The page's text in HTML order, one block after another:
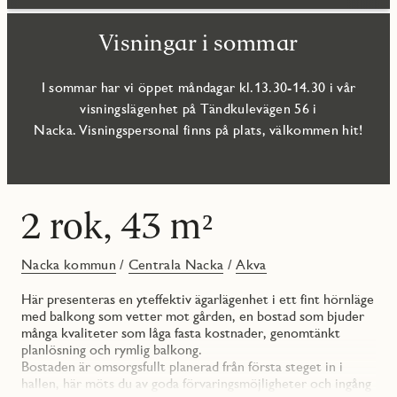
Visningar i sommar
I sommar har vi öppet måndagar kl.13.30-14.30 i vår
visningslägenhet på Tändkulevägen 56 i
Nacka. Visningspersonal finns på plats, välkommen hit!
2 rok, 43 m²
Nacka kommun / Centrala Nacka /Akva
Här presenteras en yteffektiv ägarlägenhet i ett fint hörnläge
med balkong som vetter mot gården, en bostad som bjuder
många kvaliteter som låga fasta kostnader, genomtänkt
planlösning och rymlig balkong.
Bostaden är omsorgsfullt planerad från första steget in i
hallen, här möts du av goda förvaringsmöjligheter och ingång